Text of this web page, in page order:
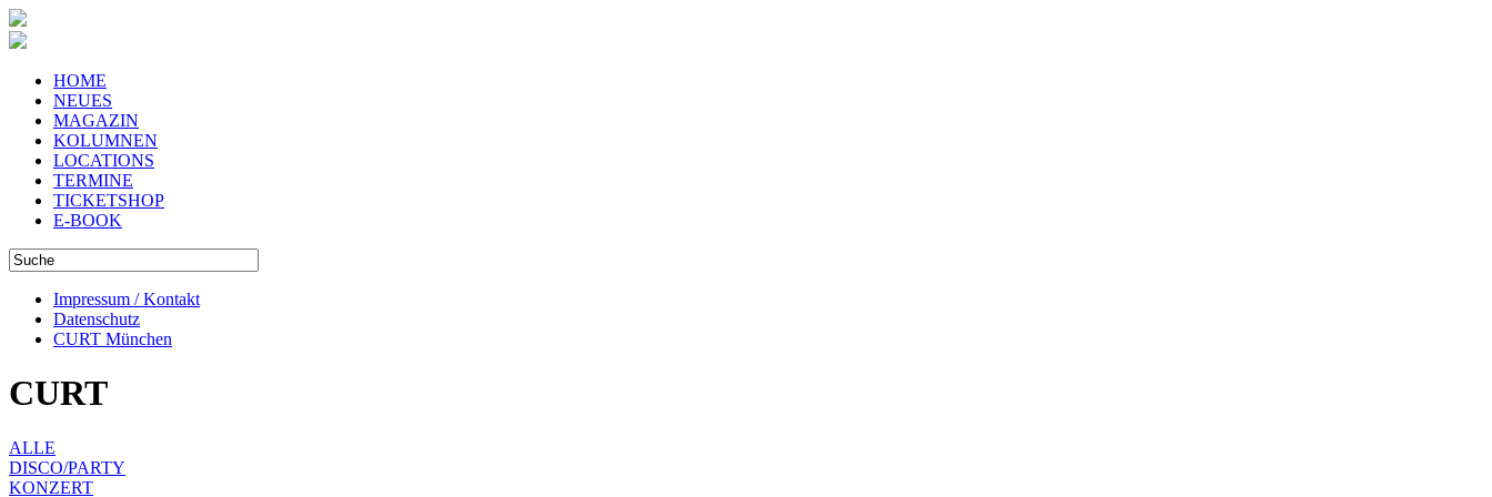
HOME
NEUES
MAGAZIN
KOLUMNEN
LOCATIONS
TERMINE
TICKETSHOP
E-BOOK
Impressum / Kontakt
Datenschutz
CURT München
CURT
ALLE
DISCO/PARTY
KONZERT